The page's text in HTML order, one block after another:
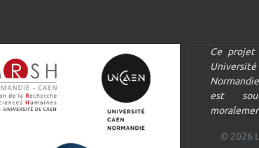
Ce projet
est
© 2026